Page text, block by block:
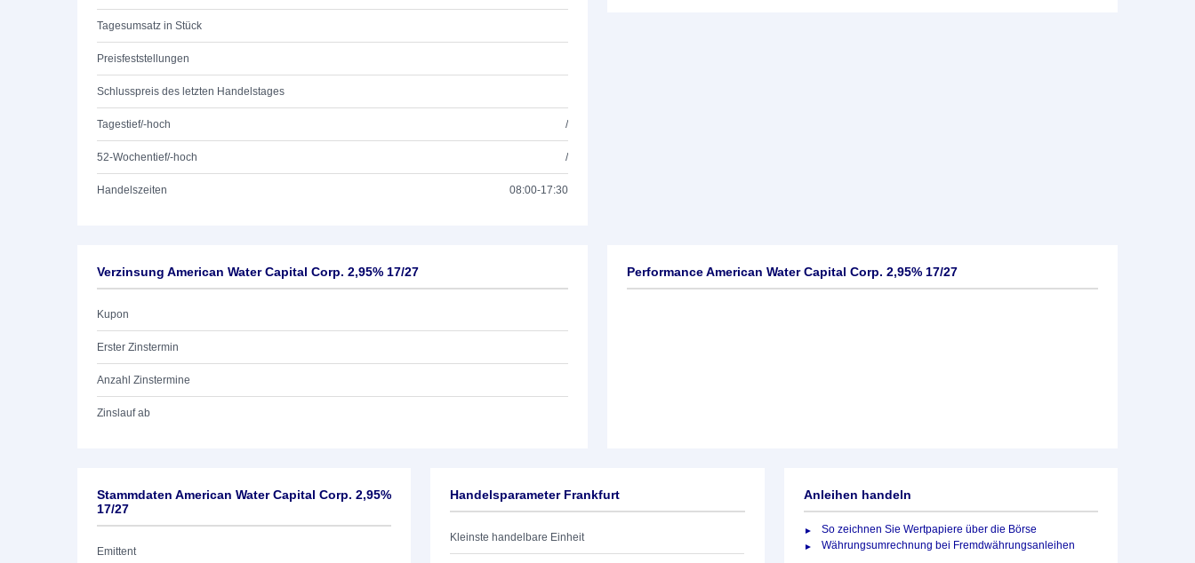
Tagesumsatz in Stück
Preisfeststellungen
Schlusspreis des letzten Handelstages
Tagestief/-hoch /
52-Wochentief/-hoch /
Handelszeiten 08:00-17:30
Verzinsung American Water Capital Corp. 2,95% 17/27
Kupon
Erster Zinstermin
Anzahl Zinstermine
Zinslauf ab
Performance American Water Capital Corp. 2,95% 17/27
Stammdaten American Water Capital Corp. 2,95%
17/27
Emittent
Handelsparameter Frankfurt
Kleinste handelbare Einheit
Anleihen handeln
So zeichnen Sie Wertpapiere über die Börse
Währungsumrechnung bei Fremdwährungsanleihen